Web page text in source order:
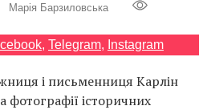
Марія Барзиловська
, Telegram, Instagram
і письменниця Карлін
фотографії історичних